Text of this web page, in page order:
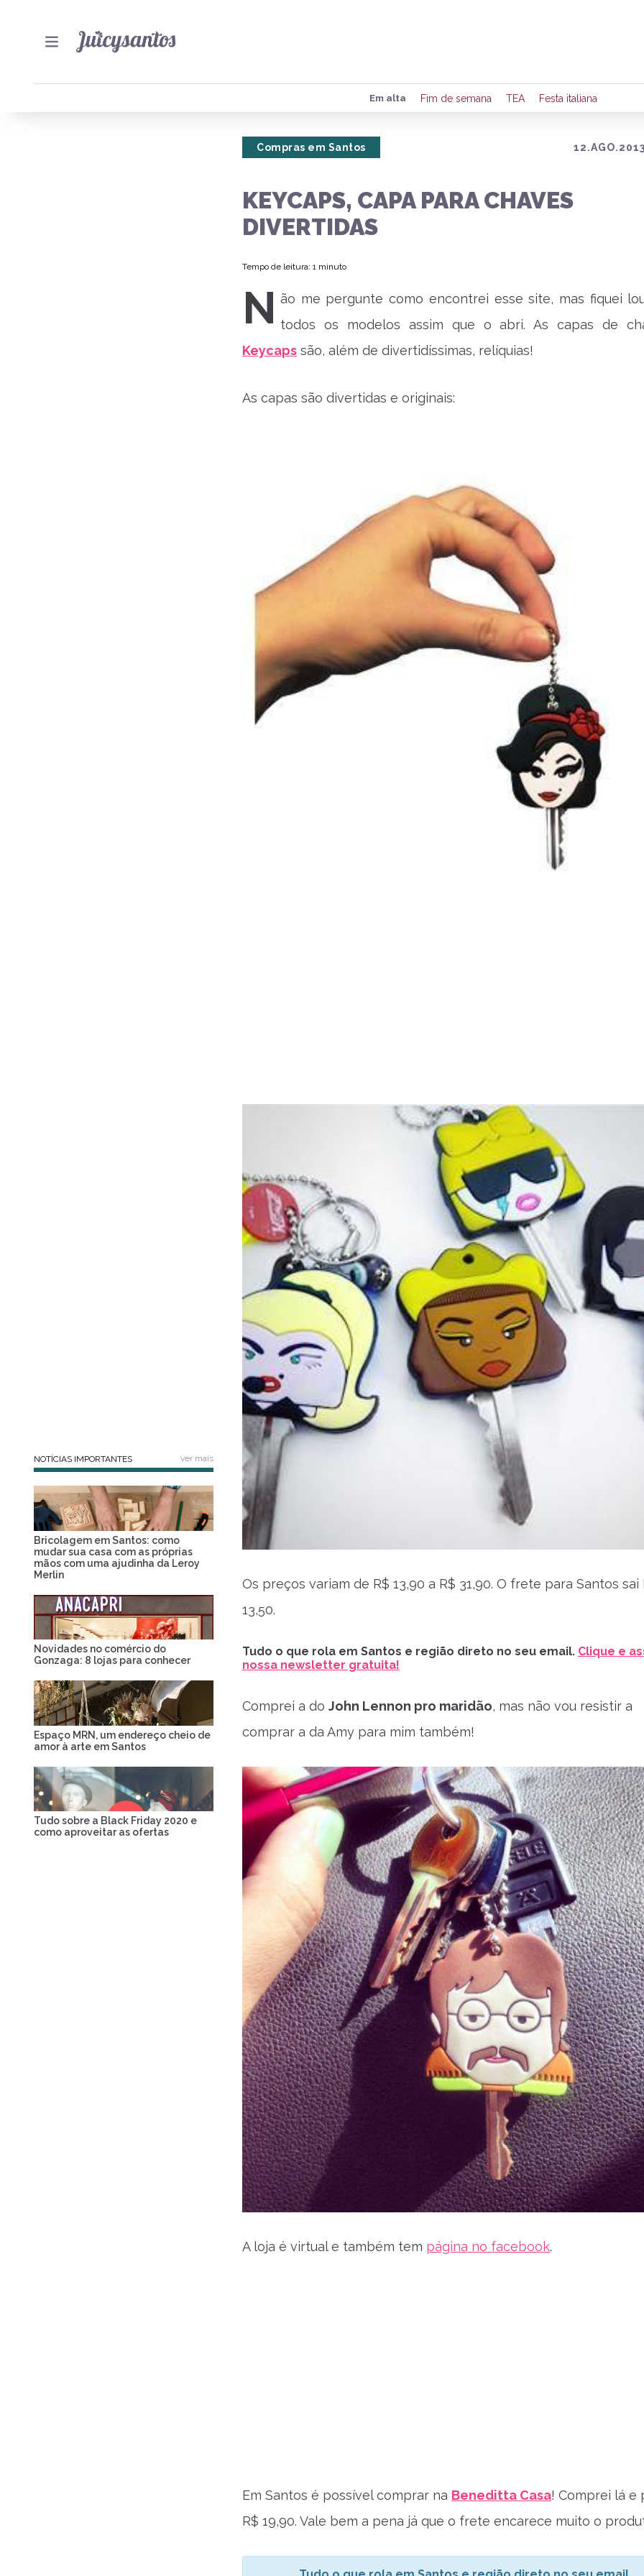
Preencha seus dados para
de eventos e notícias da
Em alta Fim de semana TEA Festa italiana
Compras em Santos
KEYCAPS, CAPA PARA CHAVES
DIVERTIDAS
Tempo de leitura: 1 minuto
N ão me pergunte como encontrei esse site, mas fiquei
todos os modelos assim que o abri. As capas de
Keycaps são, além de divertidíssimas, relíquias!
As capas são divertidas e originais:
Os preços variam de R$ 13,90 a R$ 31,90. O frete para Santos sai
13,50.
Tudo o que rola em Santos e região direto no seu email. Clique e
nossa newsletter gratuita!
Comprei a do John Lennon pro maridão, mas não vou resistir a
comprar a da Amy para mim também!
A loja é virtual e também tem página no facebook.
Em Santos é possível comprar na Beneditta Casa! Comprei lá e
R$ 19,90. Vale bem a pena já que o frete encarece muito o
NOTÍCIAS IMPORTANTES ver mais
Bricolagem em Santos: como
mudar sua casa com as próprias
mãos com uma ajudinha da Leroy
Merlin
Novidades no comércio do
Gonzaga: 8 lojas para conhecer
Espaço MRN, um endereço cheio de
amor à arte em Santos
Tudo sobre a Black Friday 2020 e
como aproveitar as ofertas